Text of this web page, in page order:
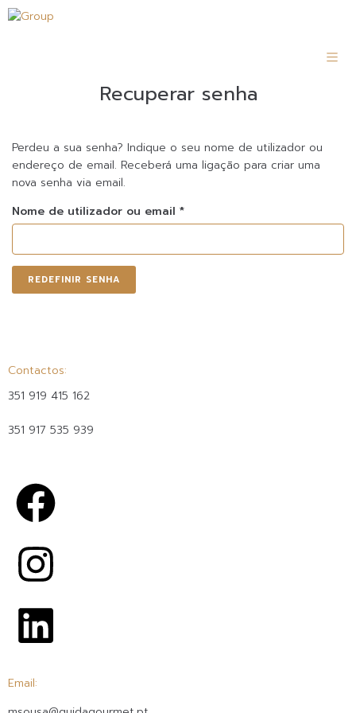
Recuperar senha
Perdeu a sua senha? Indique o seu nome de utilizador ou
endereço de email. Receberá uma ligação para criar uma
nova senha via email.
Nome de utilizador ou email *
REDEFINIR SENHA
Contactos:
351 919 415 162
351 917 535 939
Email: